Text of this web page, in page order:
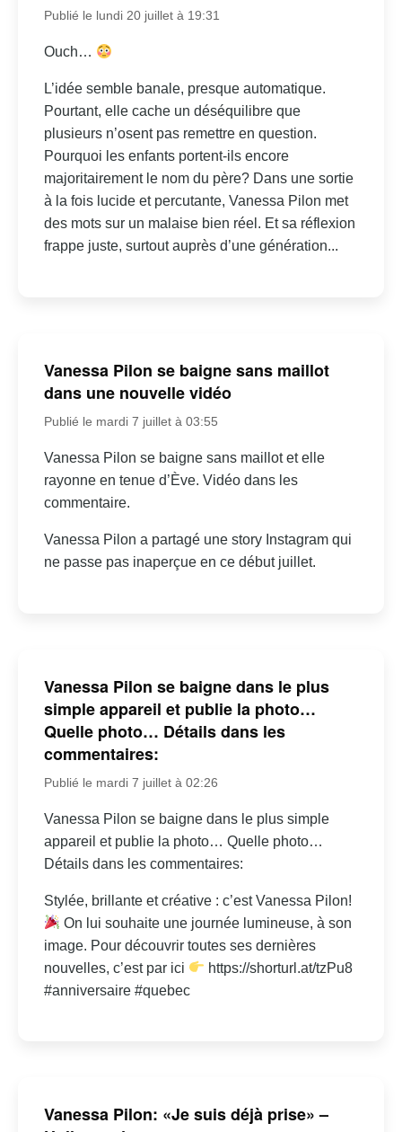
Publié le lundi 20 juillet à 19:31
Ouch…
L’idée semble banale, presque automatique.
Pourtant, elle cache un déséquilibre que
plusieurs n’osent pas remettre en question.
Pourquoi les enfants portent-ils encore
majoritairement le nom du père? Dans une sortie
à la fois lucide et percutante, Vanessa Pilon met
des mots sur un malaise bien réel. Et sa réflexion
frappe juste, surtout auprès d’une génération...
Vanessa Pilon se baigne sans maillot
dans une nouvelle vidéo
Publié le mardi 7 juillet à 03:55
Vanessa Pilon se baigne sans maillot et elle
rayonne en tenue d’Ève. Vidéo dans les
commentaire.
Vanessa Pilon a partagé une story Instagram qui
ne passe pas inaperçue en ce début juillet.
Vanessa Pilon se baigne dans le plus
simple appareil et publie la photo…
Quelle photo… Détails dans les
commentaires:
Publié le mardi 7 juillet à 02:26
Vanessa Pilon se baigne dans le plus simple
appareil et publie la photo… Quelle photo…
Détails dans les commentaires:
Stylée, brillante et créative : c’est Vanessa Pilon!
On lui souhaite une journée lumineuse, à son
image. Pour découvrir toutes ses dernières
nouvelles, c’est par ici
https://shorturl.at/tzPu8
#anniversaire #quebec
Vanessa Pilon: «Je suis déjà prise» –